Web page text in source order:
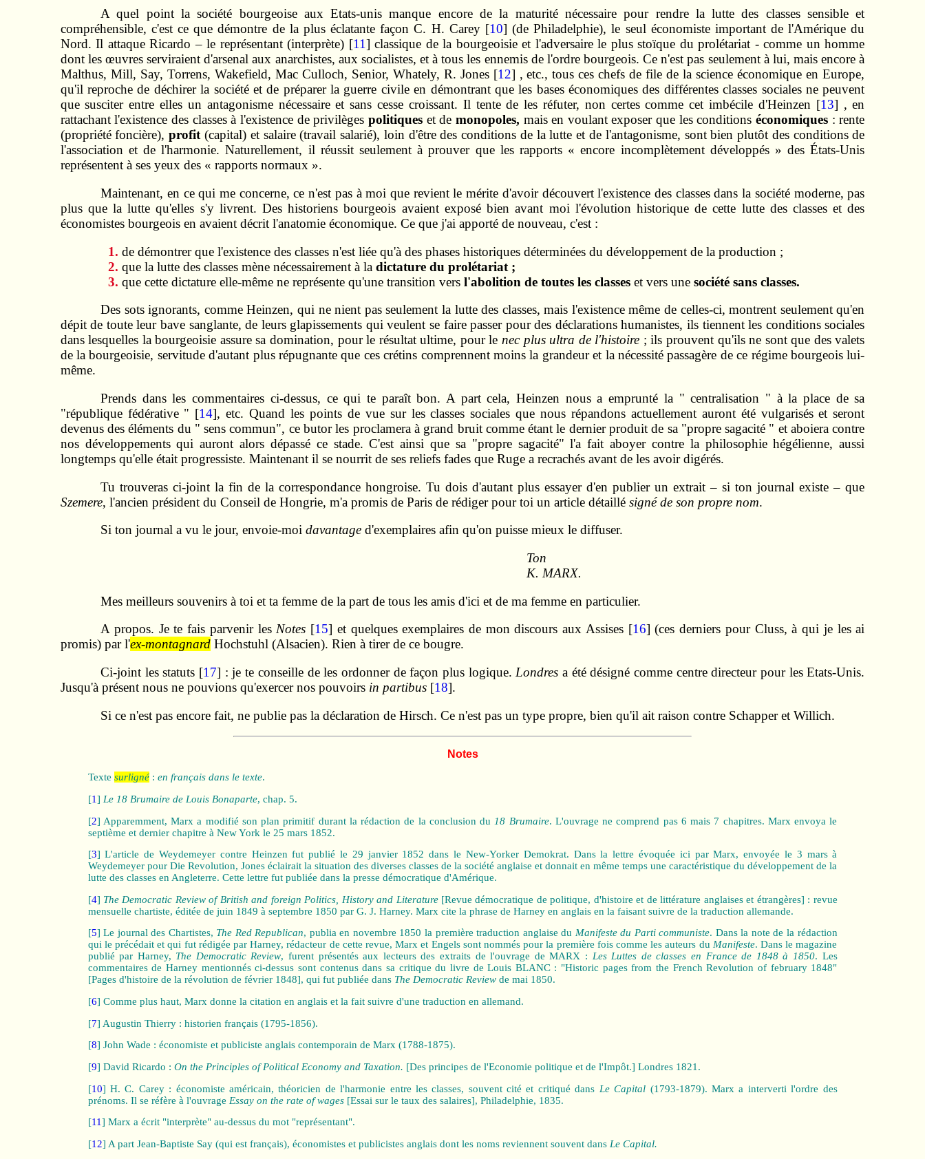
A quel point la société bourgeoise aux Etats-unis manque encore de la maturité nécessaire pour rendre la lutte des classes sensible et
compréhensible, c'est ce que démontre de la plus éclatante façon C. H. Carey [10] (de Philadelphie), le seul économiste important de l'Amérique du
Nord. Il attaque Ricardo – le représentant (interprète) [11] classique de la bourgeoisie et l'adversaire le plus stoïque du prolétariat ‑ comme un homme
dont les œuvres serviraient d'arsenal aux anarchistes, aux socialistes, et à tous les ennemis de l'ordre bourgeois. Ce n'est pas seulement à lui, mais encore à
Malthus, Mill, Say, Torrens, Wakefield, Mac Culloch, Senior, Whately, R. Jones [12] , etc., tous ces chefs de file de la science économique en Europe,
qu'il reproche de déchirer la société et de préparer la guerre civile en démontrant que les bases économiques des différentes classes sociales ne peuvent
que susciter entre elles un antagonisme nécessaire et sans cesse croissant. Il tente de les réfuter, non certes comme cet imbécile d'Heinzen [13] , en
rattachant l'existence des classes à l'existence de privilèges politiques et de monopoles, mais en voulant exposer que les conditionséconomiques : rente
(propriété foncière),profit (capital) et salaire (travail salarié), loin d'être des conditions de la lutte et de l'antagonisme, sont bien plutôt des conditions de
l'association et de l'harmonie. Naturellement, il réussit seulement à prouver que les rapports « encore incomplètement développés » des États‑Unis
représentent à ses yeux des « rapports normaux ».
Maintenant, en ce qui me concerne, ce n'est pas à moi que revient le mérite d'avoir découvert l'existence des classes dans la société moderne, pas
plus que la lutte qu'elles s'y livrent. Des historiens bourgeois avaient exposé bien avant moi l'évolution historique de cette lutte des classes et des
économistes bourgeois en avaient décrit l'anatomie économique. Ce que j'ai apporté de nouveau, c'est :
de démontrer que l'existence des classes n'est liée qu'à des phases historiques déterminées du développement de la production ;
que la lutte des classes mène nécessairement à la dictature du prolétariat ;
que cette dictature elle-­même ne représente qu'une transition vers l'abolition de toutes les classes et vers une société sans classes.
Des sots ignorants, comme Heinzen, qui ne nient pas seulement la lutte des classes, mais l'existence même de celles‑ci, montrent seulement qu'en
dépit de toute leur bave sanglante, de leurs glapissements qui veulent se faire passer pour des déclarations humanistes, ils tiennent les conditions sociales
dans lesquelles la bourgeoisie assure sa domination, pour le résultat ultime, pour le nec plus ultra de l'histoire ; ils prouvent qu'ils ne sont que des valets
de la bourgeoisie, servitude d'autant plus répugnante que ces crétins comprennent moins la grandeur et la nécessité passagère de ce régime bourgeois lui-
même.
Prends dans les commentaires ci-dessus, ce qui te paraît bon. A part cela, Heinzen nous a emprunté la " centralisation " à la place de sa
"république fédérative " [14], etc. Quand les points de vue sur les classes sociales que nous répandons actuellement auront été vulgarisés et seront
devenus des éléments du " sens commun", ce butor les proclamera à grand bruit comme étant le dernier produit de sa "propre sagacité " et aboiera contre
nos développements qui auront alors dépassé ce stade. C'est ainsi que sa "propre sagacité" l'a fait aboyer contre la philosophie hégélienne, aussi
longtemps qu'elle était progressiste. Maintenant il se nourrit de ses reliefs fades que Ruge a recrachés avant de les avoir digérés.
Tu trouveras ci-joint la fin de la correspondance hongroise. Tu dois d'autant plus essayer d'en publier un extrait – si ton journal existe – que
Szemere, l'ancien président du Conseil de Hongrie, m'a promis de Paris de rédiger pour toi un article détaillé signé de son propre nom.
Si ton journal a vu le jour, envoie-moidavantage d'exemplaires afin qu'on puisse mieux le diffuser.
Ton
K. MARX.
Mes meilleurs souvenirs à toi et ta femme de la part de tous les amis d'ici et de ma femme en particulier.
A propos. Je te fais parvenir lesNotes [15] et quelques exemplaires de mon discours aux Assises [16] (ces derniers pour Cluss, à qui je les ai
promis) par l'ex-montagnardHochstuhl (Alsacien). Rien à tirer de ce bougre.
Ci-joint les statuts [17] : je te conseille de les ordonner de façon plus logique. Londres a été désigné comme centre directeur pour les Etats-Unis.
Jusqu'à présent nous ne pouvions qu'exercer nos pouvoirs in partibus[18].
Si ce n'est pas encore fait, ne publie pas la déclaration de Hirsch. Ce n'est pas un type propre, bien qu'il ait raison contre Schapper et Willich.
Notes
Texte surligné: en français dans le texte.
[1] Le 18 Brumaire de Louis Bonaparte, chap. 5.
[2] Apparemment, Marx a modifié son plan primitif durant la rédaction de la conclusion du 18 Brumaire. L'ouvrage ne comprend pas 6 mais 7 chapitres. Marx envoya le
septième et dernier chapitre à New York le 25 mars 1852.
[3] L'article de Weydemeyer contre Heinzen fut publié le 29 janvier 1852 dans le New-Yorker Demokrat. Dans la lettre évoquée ici par Marx, envoyée le 3 mars à
Weydemeyer pour Die Revolution, Jones éclairait la situation des diverses classes de la société anglaise et donnait en même temps une caractéristique du développement de la
lutte des classes en Angleterre. Cette lettre fut publiée dans la presse démocratique d'Amérique.
[4] The Democratic Review of British and foreign Politics, History and Literature[Revue démocratique de politique, d'histoire et de littérature anglaises et étrangères] : revue
mensuelle chartiste, éditée de juin 1849 à septembre 1850 par G. J. Harney. Marx cite la phrase de Harney en anglais en la faisant suivre de la traduction allemande.
[5] Le journal des Chartistes, The Red Republican, publia en novembre 1850 la première traduction anglaise du Manifeste du Parti communiste. Dans la note de la rédaction
qui le précédait et qui fut rédigée par Harney, rédacteur de cette revue, Marx et Engels sont nommés pour la première fois comme les auteurs du Manifeste. Dans le magazine
publié par Harney, The Democratic Review, furent présentés aux lecteurs des extraits de l'ouvrage de MARX : Les Luttes de classes en France de 1848 à 1850. Les
commentaires de Harney mentionnés ci-dessus sont contenus dans sa critique du livre de Louis BLANC : "Historic pages from the French Revolution of february 1848"
[Pages d'histoire de la révolution de février 1848], qui fut publiée dans The Democratic Reviewde mai 1850.
[6] Comme plus haut, Marx donne la citation en anglais et la fait suivre d'une traduction en allemand.
[7] Augustin Thierry : historien français (1795‑1856).
[8] John Wade : économiste et publiciste anglais contemporain de Marx (1788‑1875).
[9] David Ricardo : On the Principles of Political Economy and Taxation. [Des principes de l'Economie politique et de l'Impôt.] Londres 1821.
[10] H. C. Carey : économiste américain, théoricien de l'harmonie entre les classes, souvent cité et critiqué dans Le Capital (1793‑1879). Marx a interverti l'ordre des
prénoms. Il se réfère à l'ouvrage Essay on the rate of wages[Essai sur le taux des salaires], Philadelphie, 1835.
[11] Marx a écrit "interprète" au-dessus du mot "représentant".
[12] A part Jean‑Baptiste Say (qui est français), économistes et publicistes anglais dont les noms reviennent souvent dans Le Capital.